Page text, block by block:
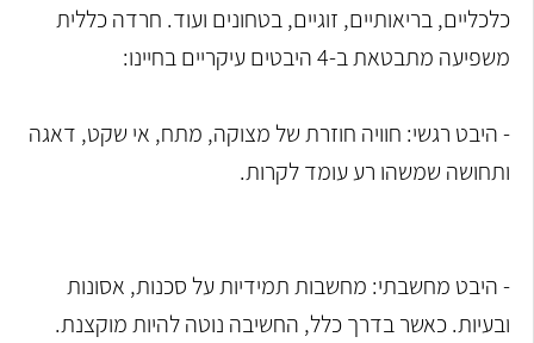
כלכליים, בריאותיים, זוגיים, בטחונים ועוד. חרדה כללית
משפיעה מתבטאת ב-4 היבטים עיקריים בחיינו:
- היבט רגשי: חוויה חוזרת של מצוקה, מתח, אי שקט, דאגה
ותחושה שמשהו רע עומד לקרות.
- היבט מחשבתי: מחשבות תמידיות על סכנות, אסונות
ובעיות. כאשר בדרך כלל, החשיבה נוטה להיות מוקצנת.